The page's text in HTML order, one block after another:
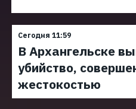
Сегодня 11:59
В Архангельске
убийство,
жестокостью